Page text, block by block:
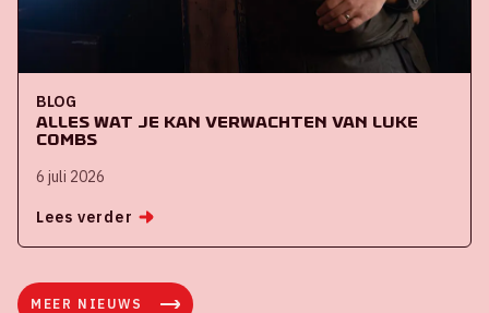
BLOG
Alles wat je kan verwachten van Luke
Combs
6 juli 2026
Lees verder
MEER NIEUWS